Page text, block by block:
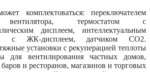
комплектоваться: переключателем
вентилятора, термостатом с
дисплеем, интеллектуальным
с ЖК-дисплеем, датчиком CO2.
установки с рекуперацией теплоты
для вентилирования частных домов,
и ресторанов, магазинов и торговых